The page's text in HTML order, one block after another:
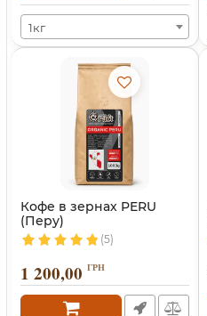
1кг
Кофе в зернах PERU
(Перу)
(5)
1 200,00 ГРН